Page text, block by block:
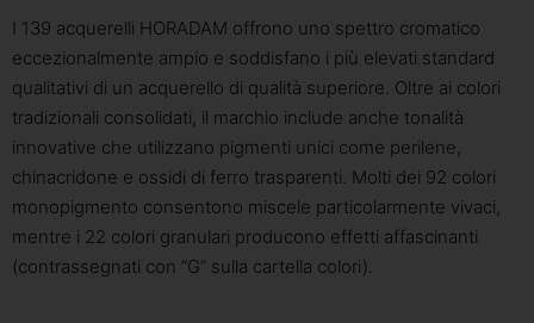
I 139 acquerelli HORADAM offrono uno spettro cromatico
eccezionalmente ampio e soddisfano i più elevati standard
qualitativi di un acquerello di qualità superiore. Oltre ai colori
tradizionali consolidati, il marchio include anche tonalità
innovative che utilizzano pigmenti unici come perilene,
chinacridone e ossidi di ferro trasparenti. Molti dei 92 colori
monopigmento consentono miscele particolarmente vivaci,
mentre i 22 colori granulari producono effetti affascinanti
(contrassegnati con “G” sulla cartella colori).